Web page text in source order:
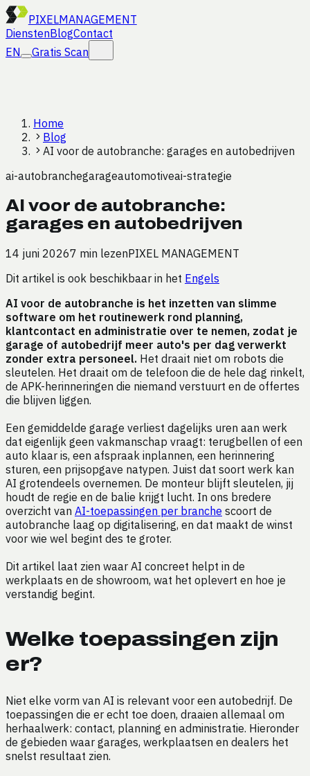
PIXELMANAGEMENT
DienstenBlogContact
EN
Gratis Scan
Home
Blog
AI voor de autobranche: garages en autobedrijven
ai-autobranchegarageautomotiveai-strategie
AI voor de autobranche:
garages en autobedrijven
14 juni 20267 min lezenPIXEL MANAGEMENT
Dit artikel is ook beschikbaar in het Engels
AI voor de autobranche is het inzetten van slimme
software om het routinewerk rond planning,
klantcontact en administratie over te nemen, zodat je
garage of autobedrijf meer auto's per dag verwerkt
zonder extra personeel. Het draait niet om robots die
sleutelen. Het draait om de telefoon die de hele dag rinkelt,
de APK-herinneringen die niemand verstuurt en de offertes
die blijven liggen.
Een gemiddelde garage verliest dagelijks uren aan werk
dat eigenlijk geen vakmanschap vraagt: terugbellen of een
auto klaar is, een afspraak inplannen, een herinnering
sturen, een prijsopgave natypen. Juist dat soort werk kan
AI grotendeels overnemen. De monteur blijft sleutelen, jij
houdt de regie en de balie krijgt lucht. In ons bredere
overzicht van AI-toepassingen per branche scoort de
autobranche laag op digitalisering, en dat maakt de winst
voor wie wel begint des te groter.
Dit artikel laat zien waar AI concreet helpt in de
werkplaats en de showroom, wat het oplevert en hoe je
verstandig begint.
Welke toepassingen zijn
er?
Niet elke vorm van AI is relevant voor een autobedrijf. De
toepassingen die er echt toe doen, draaien allemaal om
herhaalwerk: contact, planning en administratie. Hieronder
de gebieden waar garages, werkplaatsen en dealers het
snelst resultaat zien.